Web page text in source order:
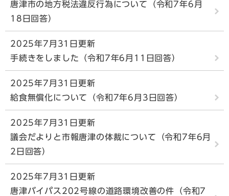
唐津市の地方税法違反行為について（令和7年6月
18日回答）
2025年7月31日更新
手続きをしました（令和7年6月11日回答）
2025年7月31日更新
給食無償化について（令和7年6月3日回答）
2025年7月31日更新
議会だよりと市報唐津の体裁について（令和7年6月
2日回答）
2025年7月31日更新
唐津バイパス202号線の道路環境改善の件（令和7